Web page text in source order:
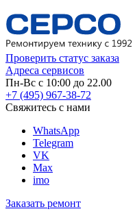
Проверить статус заказа
Адреса сервисов
Пн-Вс с 10:00 до 22.00
+7 (495) 967-38-72
Свяжитесь с нами
WhatsApp
Telegram
VK
Max
imo
Заказать ремонт